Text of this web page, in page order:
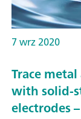
7 wrz 2020
Trace
with solid-
electrodes